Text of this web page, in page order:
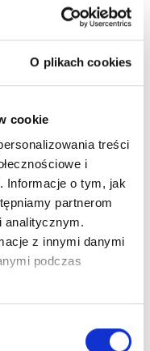
O plikach cookies
cookie
treści
i
Informacje o tym, jak
partnerom
analitycznym.
z innymi danymi
podczas